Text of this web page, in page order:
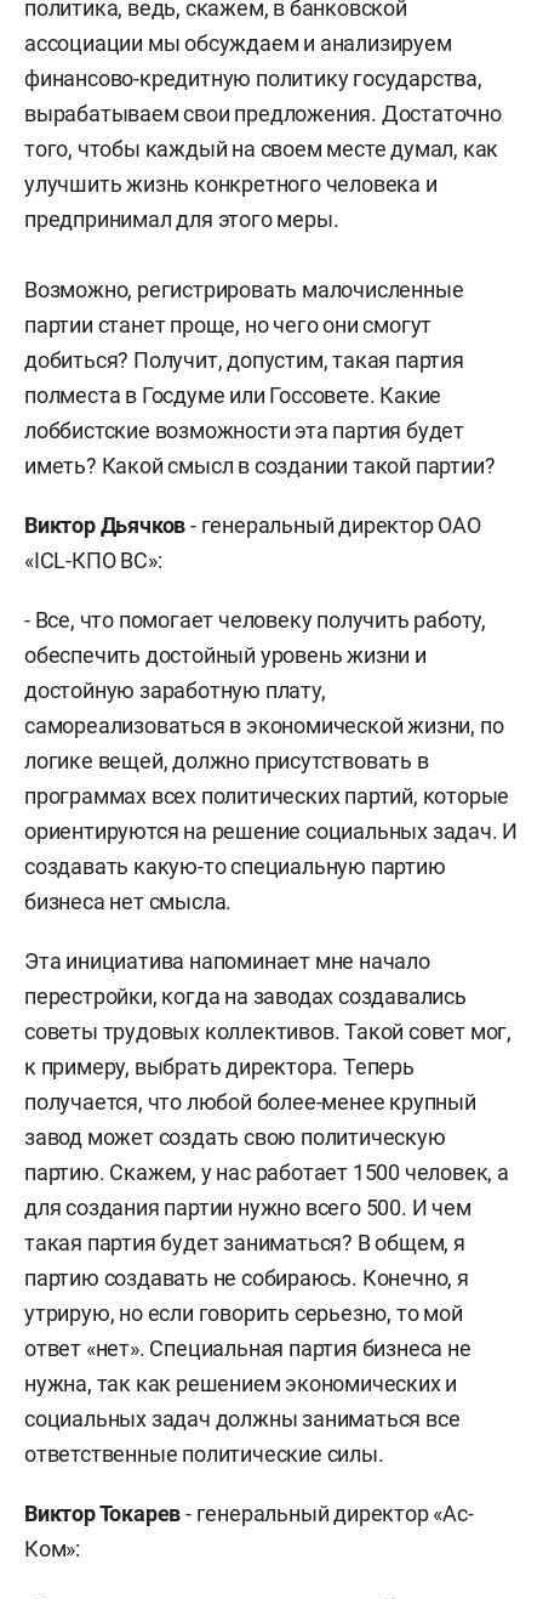
политика, ведь, скажем, в банковской
ассоциации мы обсуждаем и анализируем
финансово-кредитную политику государства,
вырабатываем свои предложения. Достаточно
того, чтобы каждый на своем месте думал, как
улучшить жизнь конкретного человека и
предпринимал для этого меры.
Возможно, регистрировать малочисленные
партии станет проще, но чего они смогут
добиться? Получит, допустим, такая партия
полместа в Госдуме или Госсовете. Какие
лоббистские возможности эта партия будет
иметь? Какой смысл в создании такой партии?
Виктор Дьячков- генеральный директор ОАО
«ICL-КПО ВС»:
- Все, что помогает человеку получить работу,
обеспечить достойный уровень жизни и
достойную заработную плату,
самореализоваться в экономической жизни, по
логике вещей, должно присутствовать в
программах всех политических партий, которые
ориентируются на решение социальных задач. И
создавать какую-то специальную партию
бизнеса нет смысла.
Эта инициатива напоминает мне начало
перестройки, когда на заводах создавались
советы трудовых коллективов. Такой совет мог,
к примеру, выбрать директора. Теперь
получается, что любой более-менее крупный
завод может создать свою политическую
партию. Скажем, у нас работает 1500 человек, а
для создания партии нужно всего 500. И чем
такая партия будет заниматься? В общем, я
партию создавать не собираюсь. Конечно, я
утрирую, но если говорить серьезно, то мой
ответ «нет». Специальная партия бизнеса не
нужна, так как решением экономических и
социальных задач должны заниматься все
ответственные политические силы.
Виктор Токарев- генеральный директор «Ас-
Ком»: